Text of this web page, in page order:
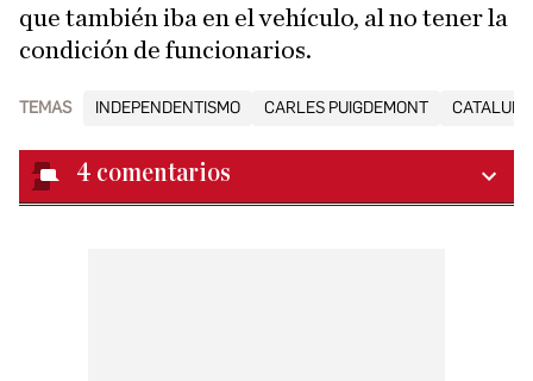
que también iba en el vehículo, al no tener la
condición de funcionarios.
TEMAS INDEPENDENTISMO CARLES PUIGDEMONT CATALUÑA
4 comentarios